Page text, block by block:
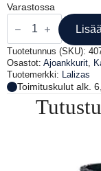
Varastossa
AJOANKKURI
190
CM
<12
M
määrä
Tuotetunnus (SKU):
Osastot: Ajoankkurit
Tuotemerkki:
Lalizas
Toimituskulut alk.